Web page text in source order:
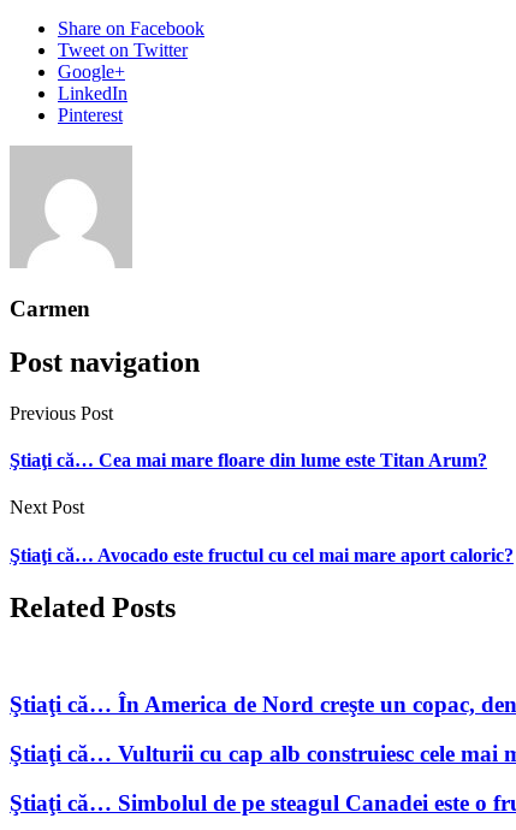
Share on Facebook
Tweet on Twitter
Google+
LinkedIn
Pinterest
Carmen
Post navigation
Previous Post
Ştiaţi că… Cea mai mare floare din lume este Titan Arum?
Next Post
Ştiaţi că… Avocado este fructul cu cel mai mare aport caloric?
Related Posts
Ştiaţi că… În America de Nord creşte un copac,
Ştiaţi că… Vulturii cu cap alb construiesc cele mai
Ştiaţi că… Simbolul de pe steagul Canadei este o